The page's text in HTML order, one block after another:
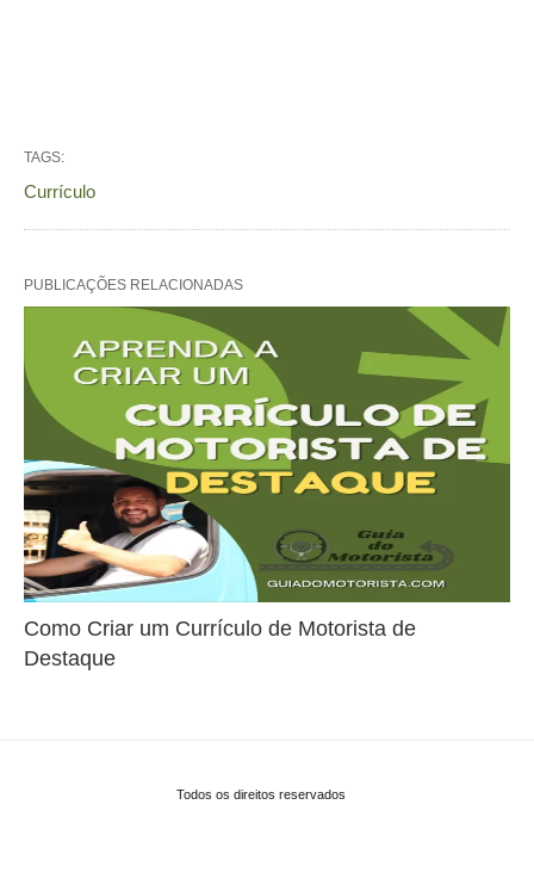
TAGS:
Currículo
PUBLICAÇÕES RELACIONADAS
Como Criar um Currículo de Motorista de
Destaque
Todos os direitos reservados